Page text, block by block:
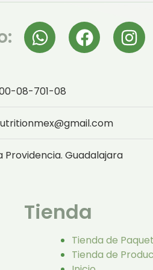
08-701-08
Providencia. Guadalajara
Tienda
Tienda de
Tienda de